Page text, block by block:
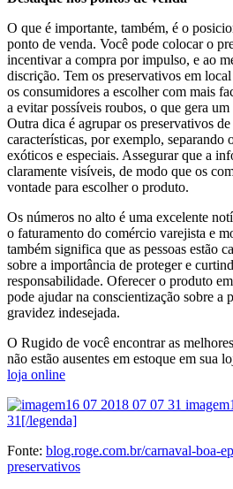
O que é importante, também, é o
ponto de venda. Você pode colocar o
incentivar a compra por impulso, e ao
discrição. Tem os preservativos em
os consumidores a escolher com mais
a evitar possíveis roubos, o que gera
Outra dica é agrupar os preservativos
características, por exemplo, separando
exóticos e especiais. Assegurar que a
claramente visíveis, de modo que os
vontade para escolher o produto.
Os números no alto é uma excelente
o faturamento do comércio varejista e
também significa que as pessoas estão
sobre a importância de proteger e
responsabilidade. Oferecer o produto
pode ajudar na conscientização sobre a
gravidez indesejada.
O Rugido de você encontrar as
não estão ausentes em estoque em sua
loja online
31[/legenda]
Fonte: blog.roge.com.br/carnaval-boa-
preservativos